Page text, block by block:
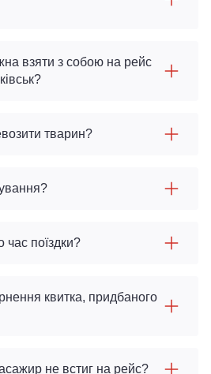
взяти з собою на рейс
тварин?
час поїздки?
квитка, придбаного
не встиг на рейс?